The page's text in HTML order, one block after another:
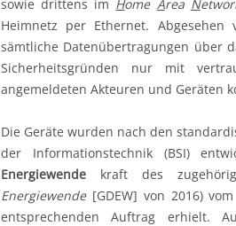
sowie drittens im Home Area N
Heimnetz per Ethernet. Abgesehen
sämtliche Datenübertragungen über
Sicherheitsgründen nur mit
angemeldeten Akteuren und Geräten
Die Geräte wurden nach den
der Informationstechnik (BSI)
Energiewende kraft des
Energiewende[GDEW] von 2016)
entsprechenden Auftrag erhielt.